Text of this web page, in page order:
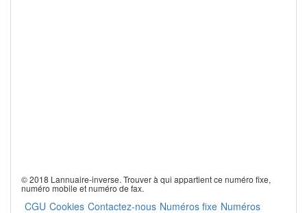
© 2018 Lannuaire-inverse. Trouver à qui appartient ce numéro fixe,
numéro mobile et numéro de fax.
CGU Cookies Contactez-nous Numéros fixe Numéros